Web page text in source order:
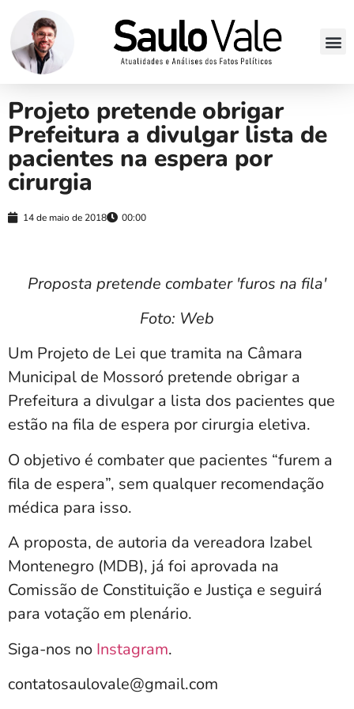
Projeto pretende obrigar
Prefeitura a divulgar lista de
pacientes na espera por
cirurgia
14 de maio de 2018 00:00
Proposta pretende combater 'furos na fila'
Foto: Web
Um Projeto de Lei que tramita na Câmara
Municipal de Mossoró pretende obrigar a
Prefeitura a divulgar a lista dos pacientes que
estão na fila de espera por cirurgia eletiva.
O objetivo é combater que pacientes “furem a
fila de espera”, sem qualquer recomendação
médica para isso.
A proposta, de autoria da vereadora Izabel
Montenegro (MDB), já foi aprovada na
Comissão de Constituição e Justiça e seguirá
para votação em plenário.
Siga-nos no Instagram.
contatosaulovale@gmail.com